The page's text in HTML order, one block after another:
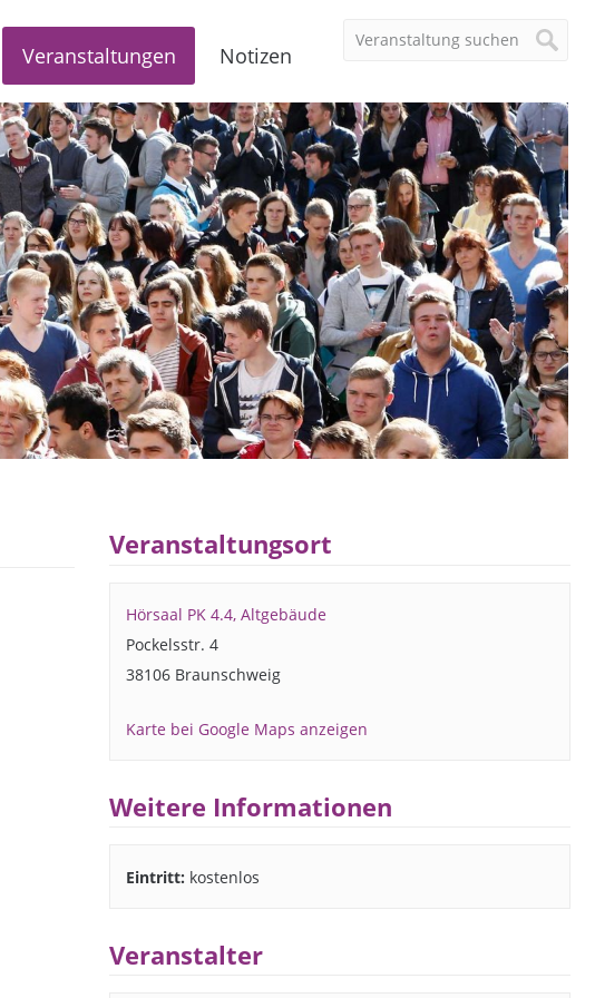
Veranstaltungen Notizen
Veranstaltungsort
Hörsaal PK 4.4, Altgebäude
Pockelsstr. 4
38106 Braunschweig
Karte bei Google Maps anzeigen
Weitere Informationen
Eintritt: kostenlos
Veranstalter